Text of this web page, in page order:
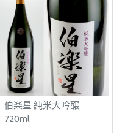
伯楽星 純米大吟醸
720ml